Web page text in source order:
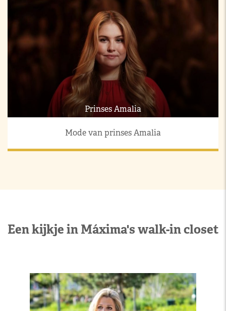
Prinses Amalia
Mode van prinses Amalia
Een kijkje in Máxima's walk-in closet